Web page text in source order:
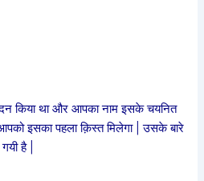
किया था और आपका नाम इसके चयनित
इसका पहला क़िस्त मिलेगा | उसके बारे
है |